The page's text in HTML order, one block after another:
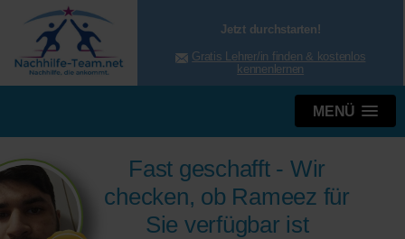
Jetzt durchstarten!
Gratis Lehrer/in finden & kostenlos
kennenlernen
MENÜ
Fast geschafft - Wir
checken, ob Rameez für
Sie verfügbar ist